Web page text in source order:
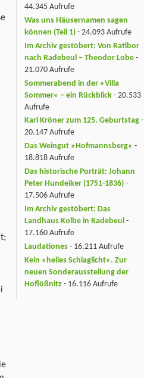
44.345 Aufrufe
Was uns Häusernamen sagen
können (Teil 1) - 24.093 Aufrufe
Im Archiv gestöbert: Von Ratibor
nach Radebeul – Theodor Lobe -
21.070 Aufrufe
Sommerabend in der »Villa
Sommer« – ein Rückblick - 20.533
Aufrufe
Karl Kröner zum 125. Geburtstag -
20.147 Aufrufe
Das Weingut »Hofmannsberg« -
18.818 Aufrufe
Das historische Porträt: Johann
Peter Hundeiker (1751-1836) -
17.506 Aufrufe
Im Archiv gestöbert: Das
Landhaus Kolbe in Radebeul -
17.160 Aufrufe
Laudationes - 16.211 Aufrufe
Kein »helles Schlaglicht«. Zur
neuen Sonderausstellung der
Hoflößnitz - 16.116 Aufrufe